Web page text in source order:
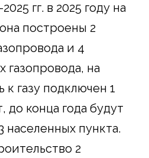
гг. в 2025 году на
построены 2
и 4
газопровода, на
газу подключен 1
до конца года будут
пункта.
2